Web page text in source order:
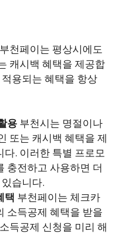
부천페이는 평상시에도
캐시백 혜택을 제공합
용되는 혜택을 항상
용 부천시는 명절이나
또는 캐시백 혜택을 제
. 이러한 특별 프로모
충전하고 사용하면 더
습니다.
택 부천페이는 체크카
소득공제 혜택을 받을
득공제 신청을 미리 해